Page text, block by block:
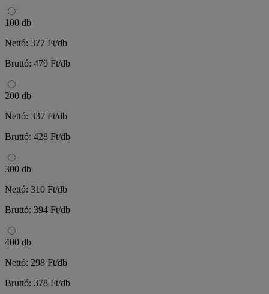
100 db
Nettó: 377 Ft/db
Bruttó: 479 Ft/db
200 db
Nettó: 337 Ft/db
Bruttó: 428 Ft/db
300 db
Nettó: 310 Ft/db
Bruttó: 394 Ft/db
400 db
Nettó: 298 Ft/db
Bruttó: 378 Ft/db